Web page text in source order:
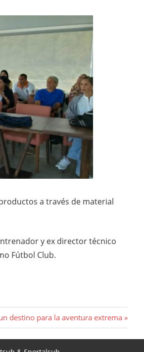
a través de material
y ex director técnico
Fútbol Club.
destino para la aventura extrema